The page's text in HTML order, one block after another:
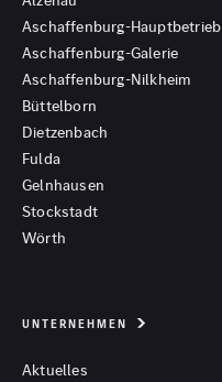
Aschaffenburg-Hauptbetrieb
Aschaffenburg-Galerie
Aschaffenburg-Nilkheim
Büttelborn
Dietzenbach
Fulda
Gelnhausen
Stockstadt
Wörth
UNTERNEHMEN
Aktuelles